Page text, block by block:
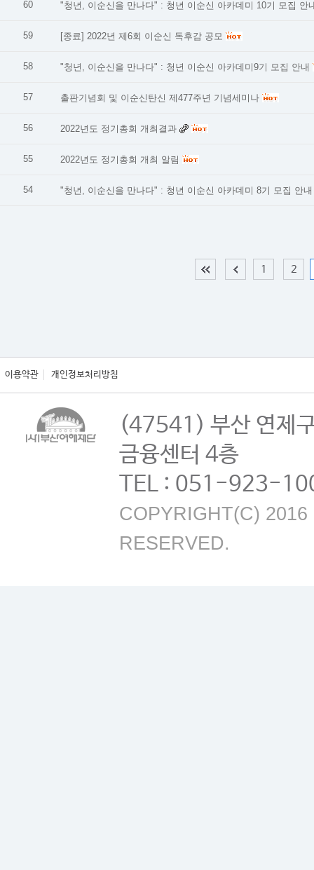
60 "청년, 이순신을 만나다" : 청년 이순신 아카데미 10기 모집 안
59 [종료] 2022년 제6회 이순신 독후감 공모
58 "청년, 이순신을 만나다" : 청년 이순신 아카데미9기 모집 안내
57 출판기념회 및 이순신탄신 제477주년 기념세미나
56 2022년도 정기총회 개최결과
55 2022년도 정기총회 개최 알림
54 "청년, 이순신을 만나다" : 청년 이순신 아카데미 8기 모집 안내
1 2
이용약관 개인정보처리방침
(47541) 부산 연제
금융센터 4층
TEL : 051-923-
COPYRIGHT(C)
RESERVED.